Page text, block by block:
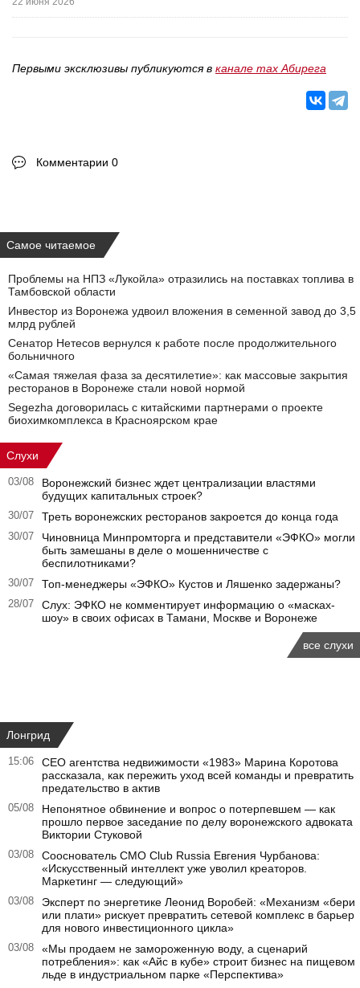
Первыми эксклюзивы публикуются в канале max Абирега
Комментарии 0
Самое читаемое
Проблемы на НПЗ «Лукойла» отразились на поставках топлива в
Тамбовской области
Инвестор из Воронежа удвоил вложения в семенной завод до 3,5
млрд рублей
Сенатор Нетесов вернулся к работе после продолжительного
больничного
«Самая тяжелая фаза за десятилетие»: как массовые закрытия
ресторанов в Воронеже стали новой нормой
Segezha договорилась с китайскими партнерами о проекте
биохимкомплекса в Красноярском крае
Слухи
03/08
Воронежский бизнес ждет централизации властями
будущих капитальных строек?
30/07 Треть воронежских ресторанов закроется до конца года
30/07
Чиновница Минпромторга и представители «ЭФКО» могли
быть замешаны в деле о мошенничестве с
беспилотниками?
30/07 Топ-менеджеры «ЭФКО» Кустов и Ляшенко задержаны?
28/07
Слух: ЭФКО не комментирует информацию о «масках-
шоу» в своих офисах в Тамани, Москве и Воронеже
все слухи
Лонгрид
15:06
CEO агентства недвижимости «1983» Марина Коротова
рассказала, как пережить уход всей команды и превратить
предательство в актив
05/08
Непонятное обвинение и вопрос о потерпевшем — как
прошло первое заседание по делу воронежского адвоката
Виктории Стуковой
03/08
Сооснователь CMO Club Russia Евгения Чурбанова:
«Искусственный интеллект уже уволил креаторов.
Маркетинг — следующий»
03/08
Эксперт по энергетике Леонид Воробей: «Механизм «бери
или плати» рискует превратить сетевой комплекс в барьер
для нового инвестиционного цикла»
03/08
«Мы продаем не замороженную воду, а сценарий
потребления»: как «Айс в кубе» строит бизнес на пищевом
льде в индустриальном парке «Перспектива»